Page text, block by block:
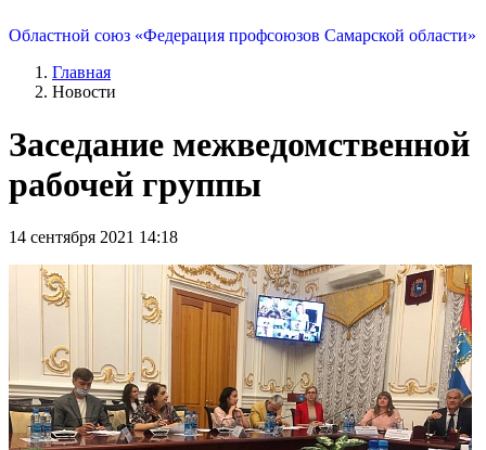
Областной союз «Федерация профсоюзов Самарской области»
Главная
Новости
Заседание межведомственной
рабочей группы
14 сентября 2021 14:18